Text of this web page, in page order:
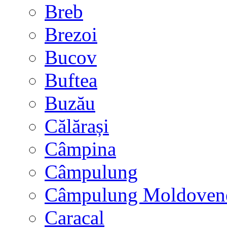
Breb
Brezoi
Bucov
Buftea
Buzău
Călărași
Câmpina
Câmpulung
Câmpulung
Caracal